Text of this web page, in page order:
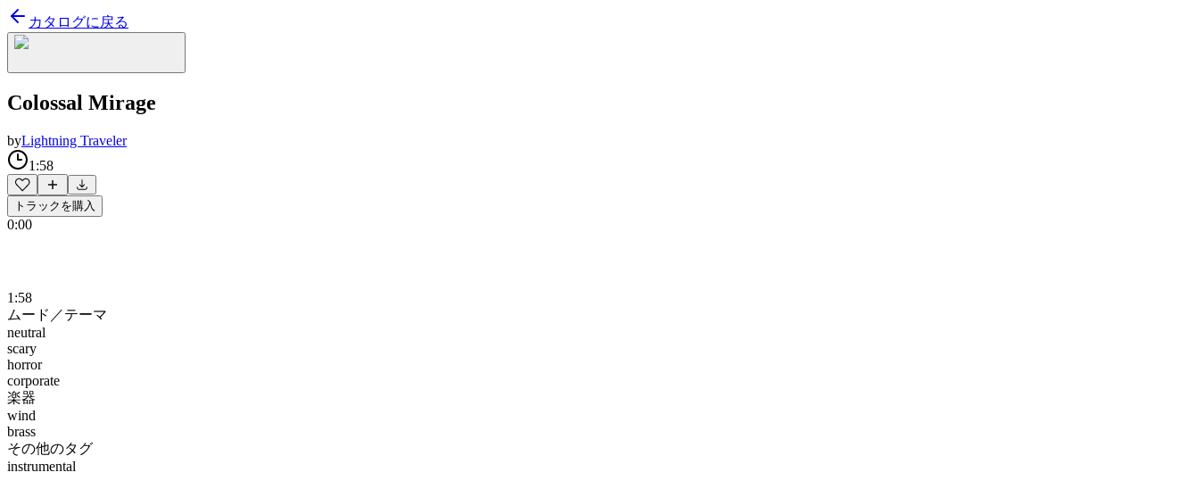
カタログに戻る
Colossal Mirage
byLightning Traveler
1:58
トラックを購入
0:00
1:58
ムード／テーマ
neutral
scary
horror
corporate
楽器
wind
brass
その他のタグ
instrumental